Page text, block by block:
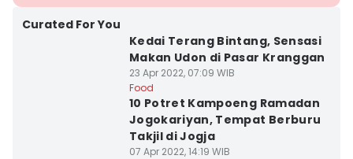
Curated For You
Kedai Terang Bintang, Sensasi
Makan Udon di Pasar Kranggan
23 Apr 2022, 07:09 WIB
Food
10 Potret Kampoeng Ramadan
Jogokariyan, Tempat Berburu
Takjil di Jogja
07 Apr 2022, 14:19 WIB